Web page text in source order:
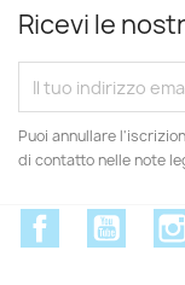
Ricevi le
Puoi annullare
di contatto nelle note
Facebook